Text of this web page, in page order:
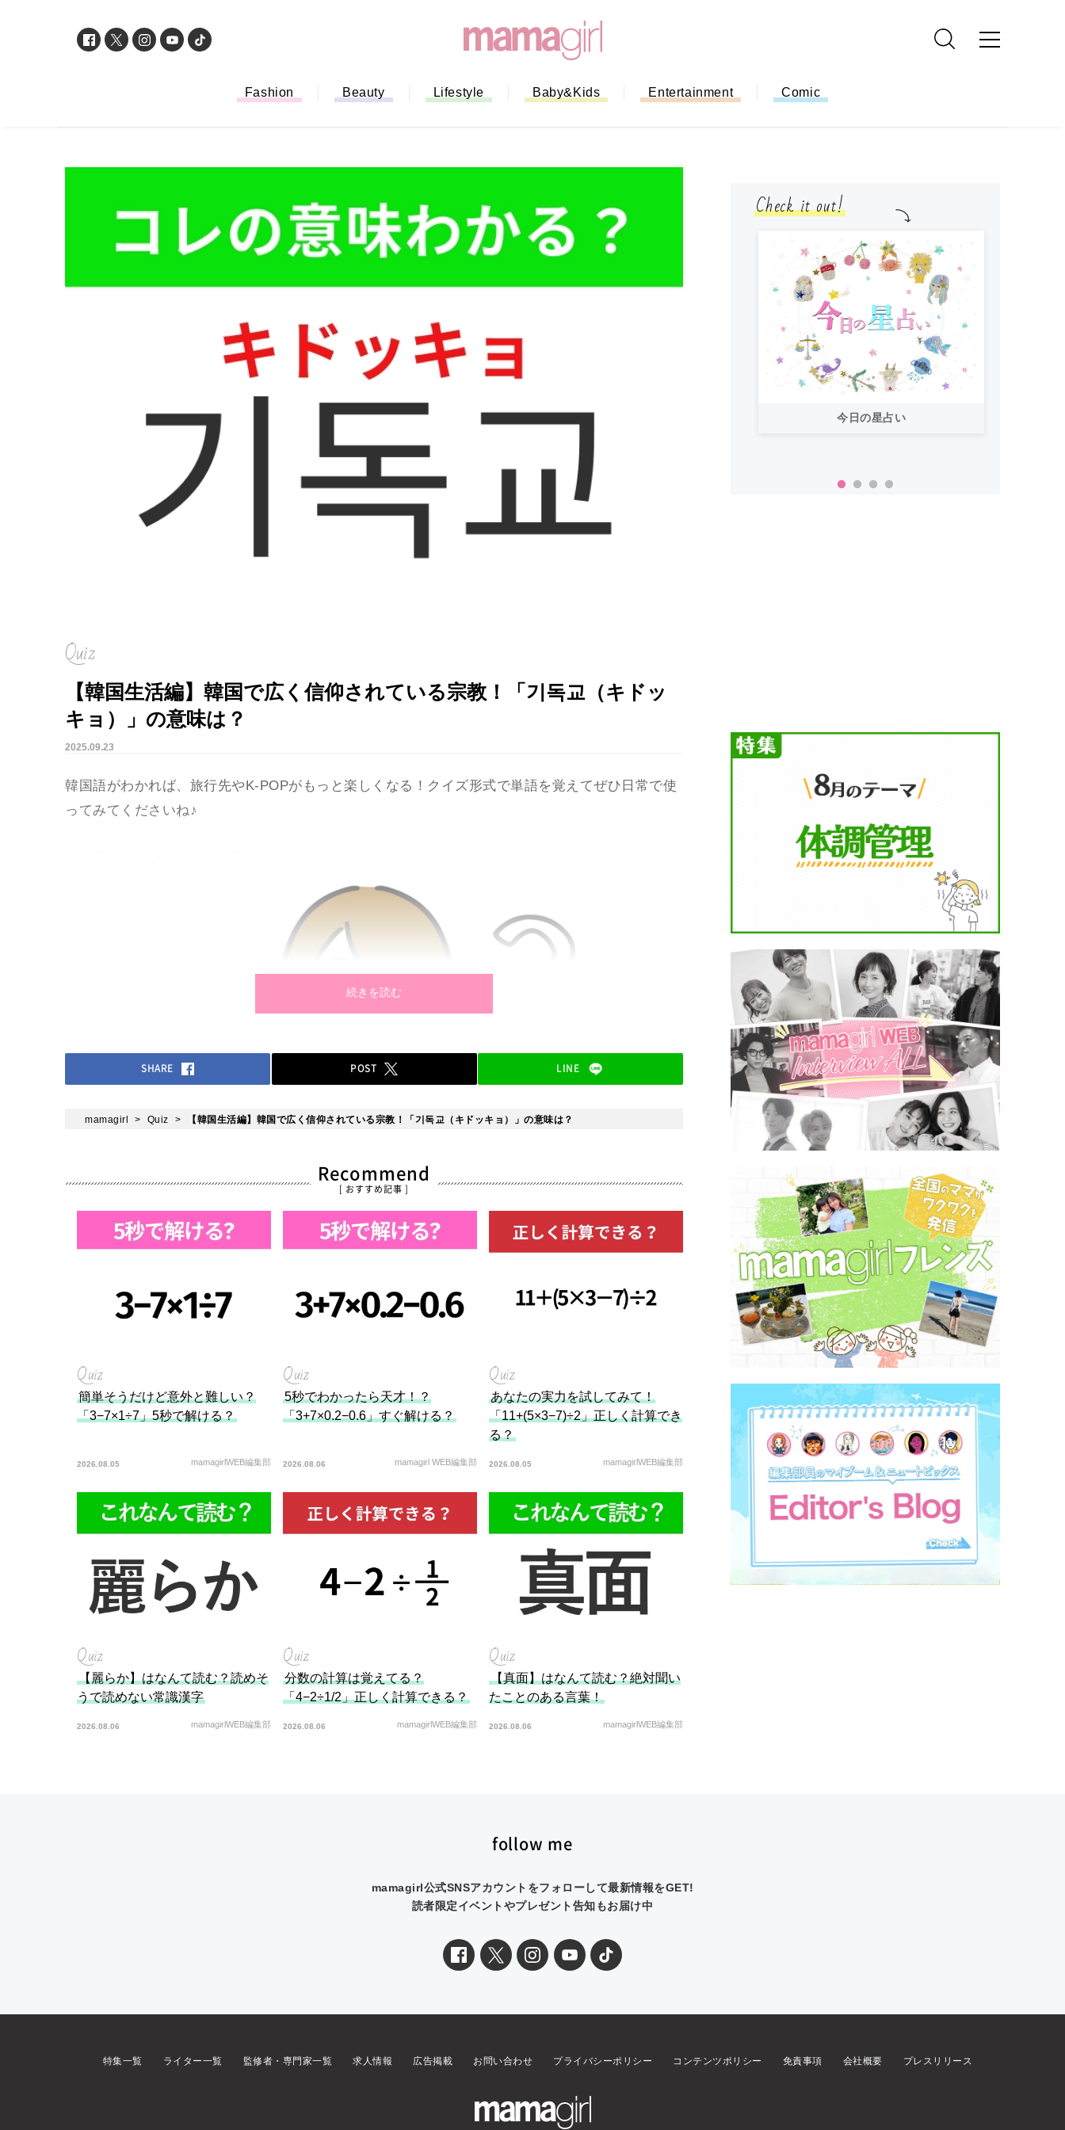
Fashion Beauty Lifestyle Baby&Kids Entertainment Comic
Quiz
【韓国生活編】韓国で広く信仰されている宗教！「기독교（キドッ
キョ）」の意味は？
2025.09.23
韓国語がわかれば、旅行先やK-POPがもっと楽しくなる！クイズ形式で単語を覚えてぜひ日常で使
ってみてくださいね♪
続きを読む
SHARE POST LINE
mamagirl Quiz 【韓国生活編】韓国で広く信仰されている宗教！「기독교（キドッキョ）」の意味は？
Recommend
[ おすすめ記事 ]
Quiz
簡単そうだけど意外と難しい？
「3−7×1÷7」5秒で解ける？
2026.08.05 mamagirlWEB編集部
Quiz
5秒でわかったら天才！？
「3+7×0.2−0.6」すぐ解ける？
2026.08.06 mamagirl WEB編集部
Quiz
あなたの実力を試してみて！
「11+(5×3−7)÷2」正しく計算でき
る？
2026.08.05 mamagirlWEB編集部
Quiz
【麗らか】はなんて読む？読めそ
うで読めない常識漢字
2026.08.06 mamagirlWEB編集部
Quiz
分数の計算は覚えてる？
「4−2÷1/2」正しく計算できる？
2026.08.06 mamagirlWEB編集部
Quiz
【真面】はなんて読む？絶対聞い
たことのある言葉！
2026.08.06 mamagirlWEB編集部
Check it out!
今日の星占い
follow me
mamagirl公式SNSアカウントをフォローして最新情報をGET!
読者限定イベントやプレゼント告知もお届け中
特集一覧 ライター一覧 監修者・専門家一覧 求人情報 広告掲載 お問い合わせ プライバシーポリシー コンテンツポリシー 免責事項 会社概要 プレスリリース